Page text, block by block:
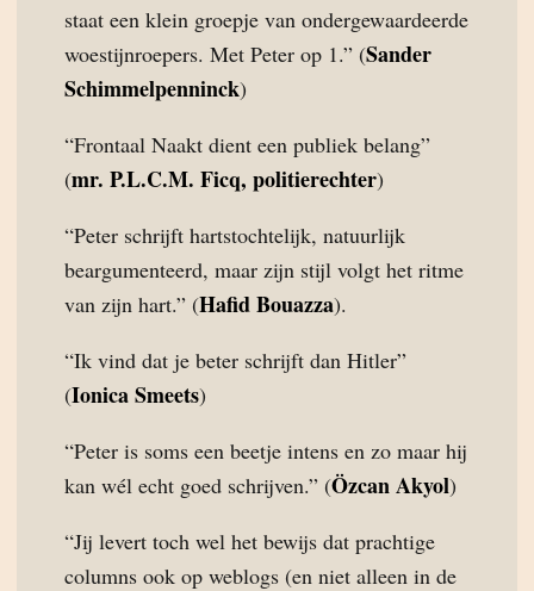
staat een klein groepje van ondergewaardeerde
woestijnroepers. Met Peter op 1.” (Sander
Schimmelpenninck)
“Frontaal Naakt dient een publiek belang”
(mr. P.L.C.M. Ficq, politierechter)
“Peter schrijft hartstochtelijk, natuurlijk
beargumenteerd, maar zijn stijl volgt het ritme
van zijn hart.” (Hafid Bouazza).
“Ik vind dat je beter schrijft dan Hitler”
(Ionica Smeets)
“Peter is soms een beetje intens en zo maar hij
kan wél echt goed schrijven.” (Özcan Akyol)
“Jij levert toch wel het bewijs dat prachtige
columns ook op weblogs (en niet alleen in de